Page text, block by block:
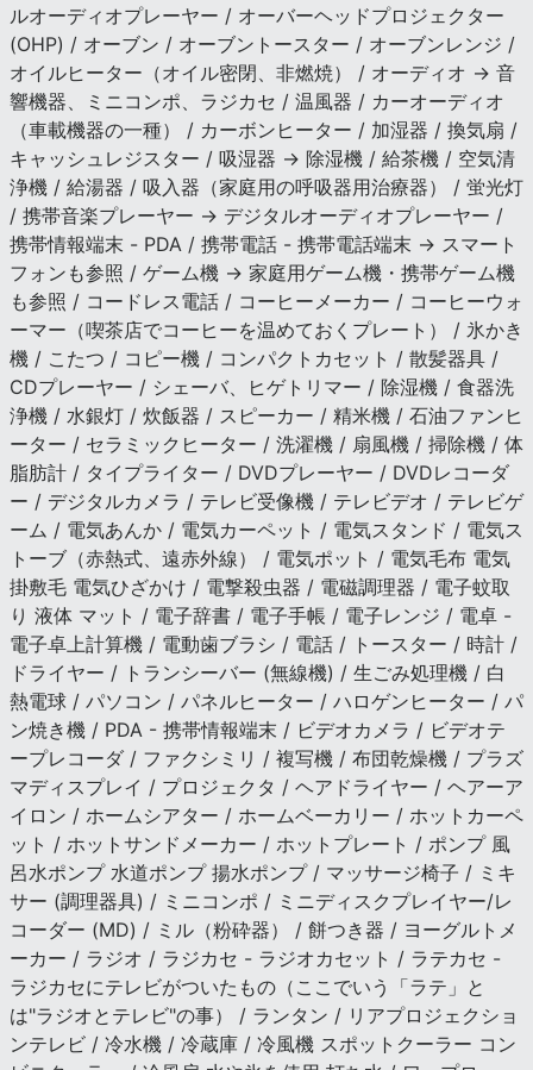
ルオーディオプレーヤー / オーバーヘッドプロジェクター
(OHP) / オーブン / オーブントースター / オーブンレンジ /
オイルヒーター（オイル密閉、非燃焼） / オーディオ → 音
響機器、ミニコンポ、ラジカセ / 温風器 / カーオーディオ
（車載機器の一種） / カーボンヒーター / 加湿器 / 換気扇 /
キャッシュレジスター / 吸湿器 → 除湿機 / 給茶機 / 空気清
浄機 / 給湯器 / 吸入器（家庭用の呼吸器用治療器） / 蛍光灯
/ 携帯音楽プレーヤー → デジタルオーディオプレーヤー /
携帯情報端末 - PDA / 携帯電話 - 携帯電話端末 → スマート
フォンも参照 / ゲーム機 → 家庭用ゲーム機・携帯ゲーム機
も参照 / コードレス電話 / コーヒーメーカー / コーヒーウォ
ーマー（喫茶店でコーヒーを温めておくプレート） / 氷かき
機 / こたつ / コピー機 / コンパクトカセット / 散髪器具 /
CDプレーヤー / シェーバ、ヒゲトリマー / 除湿機 / 食器洗
浄機 / 水銀灯 / 炊飯器 / スピーカー / 精米機 / 石油ファンヒ
ーター / セラミックヒーター / 洗濯機 / 扇風機 / 掃除機 / 体
脂肪計 / タイプライター / DVDプレーヤー / DVDレコーダ
ー / デジタルカメラ / テレビ受像機 / テレビデオ / テレビゲ
ーム / 電気あんか / 電気カーペット / 電気スタンド / 電気ス
トーブ（赤熱式、遠赤外線） / 電気ポット / 電気毛布 電気
掛敷毛 電気ひざかけ / 電撃殺虫器 / 電磁調理器 / 電子蚊取
り 液体 マット / 電子辞書 / 電子手帳 / 電子レンジ / 電卓 -
電子卓上計算機 / 電動歯ブラシ / 電話 / トースター / 時計 /
ドライヤー / トランシーバー (無線機) / 生ごみ処理機 / 白
熱電球 / パソコン / パネルヒーター / ハロゲンヒーター / パ
ン焼き機 / PDA - 携帯情報端末 / ビデオカメラ / ビデオテ
ープレコーダ / ファクシミリ / 複写機 / 布団乾燥機 / プラズ
マディスプレイ / プロジェクタ / ヘアドライヤー / ヘアーア
イロン / ホームシアター / ホームベーカリー / ホットカーペ
ット / ホットサンドメーカー / ホットプレート / ポンプ 風
呂水ポンプ 水道ポンプ 揚水ポンプ / マッサージ椅子 / ミキ
サー (調理器具) / ミニコンポ / ミニディスクプレイヤー/レ
コーダー (MD) / ミル（粉砕器） / 餅つき器 / ヨーグルトメ
ーカー / ラジオ / ラジカセ - ラジオカセット / ラテカセ -
ラジカセにテレビがついたもの（ここでいう「ラテ」と
は"ラジオとテレビ"の事） / ランタン / リアプロジェクショ
ンテレビ / 冷水機 / 冷蔵庫 / 冷風機 スポットクーラー コン